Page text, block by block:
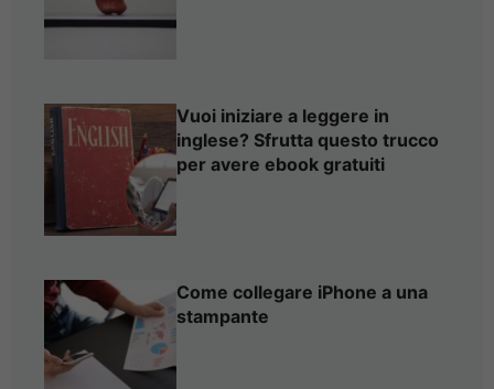
Vuoi iniziare a leggere in
inglese? Sfrutta questo trucco
per avere ebook gratuiti
Come collegare iPhone a una
stampante